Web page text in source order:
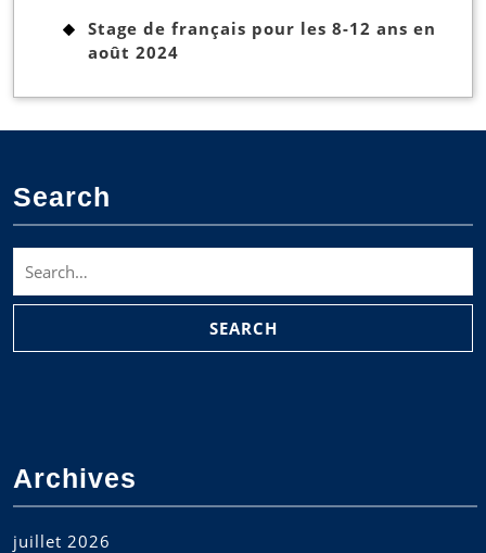
Stage de français pour les 8-12 ans en
août 2024
Search
for:
Archives
juillet 2026